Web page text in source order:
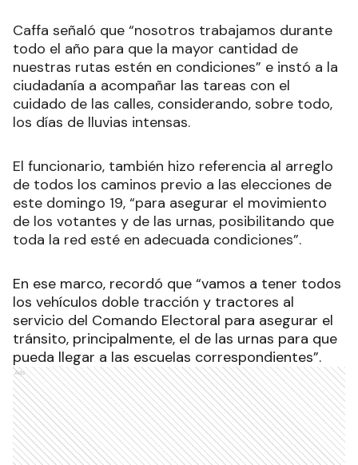
Caffa señaló que “nosotros trabajamos durante
todo el año para que la mayor cantidad de
nuestras rutas estén en condiciones” e instó a la
ciudadanía a acompañar las tareas con el
cuidado de las calles, considerando, sobre todo,
los días de lluvias intensas.
El funcionario, también hizo referencia al arreglo
de todos los caminos previo a las elecciones de
este domingo 19, “para asegurar el movimiento
de los votantes y de las urnas, posibilitando que
toda la red esté en adecuada condiciones”.
En ese marco, recordó que “vamos a tener todos
los vehículos doble tracción y tractores al
servicio del Comando Electoral para asegurar el
tránsito, principalmente, el de las urnas para que
pueda llegar a las escuelas correspondientes”.
Ads